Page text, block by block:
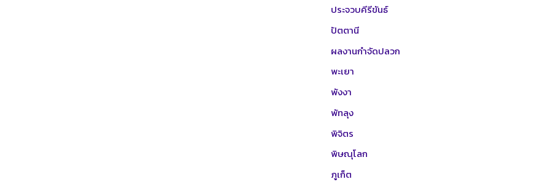
ประจวบคีรีขันธ์
ปัตตานี
ผลงานกำจัดปลวก
พะเยา
พังงา
พัทลุง
พิจิตร
พิษณุโลก
ภูเก็ต